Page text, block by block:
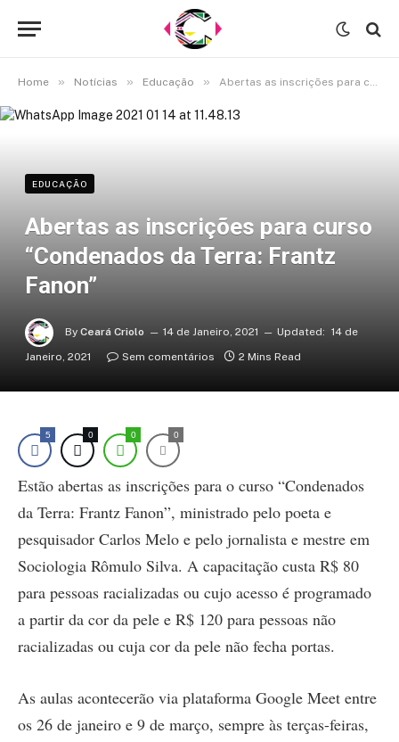
Home » Notícias » Educação » Abertas as inscrições para curso “Condenados da Terra: Frantz Fanon”
EDUCAÇÃO
Abertas as inscrições para curso
“Condenados da Terra: Frantz
Fanon”
By Ceará Criolo 14 de Janeiro, 2021 Updated: 14 de
Janeiro, 2021
Sem comentários 2 Mins Read
5 0 0 0
Estão abertas as inscrições para o curso “Condenados
da Terra: Frantz Fanon”, ministrado pelo poeta e
pesquisador Carlos Melo e pelo jornalista e mestre em
Sociologia Rômulo Silva. A capacitação custa R$ 80
para pessoas racializadas ou cujo acesso é programado
a partir da cor da pele e R$ 120 para pessoas não
racializadas ou cuja cor da pele não fecha portas.
As aulas acontecerão via plataforma Google Meet entre
os 26 de janeiro e 9 de março, sempre às terças-feiras,